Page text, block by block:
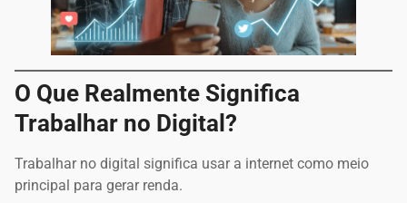
O Que Realmente Significa
Trabalhar no Digital?
Trabalhar no digital significa usar a internet como meio
principal para gerar renda.